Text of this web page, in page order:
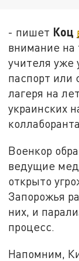
- пишет Коц
внимание на
учителя уже
паспорт или
лагеря на
украинских
Военкор
ведущие
открыто
Запорожья
них, и
процесс.
Напомним,